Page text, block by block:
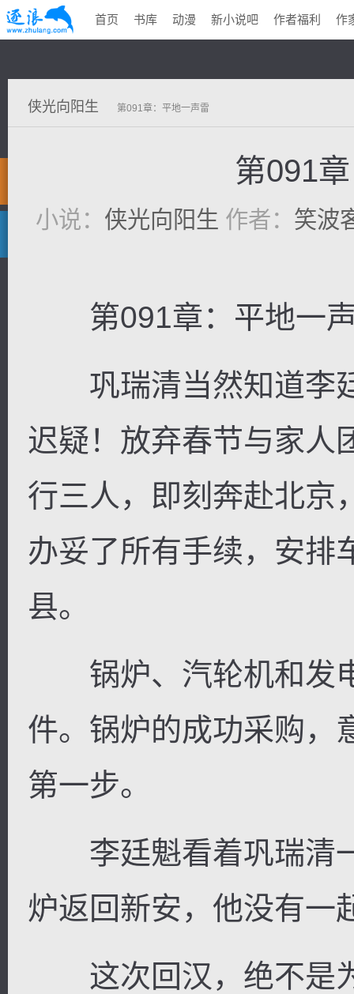
首页 书库 动漫 新小说吧 作者福利 作
侠光向阳生 第091章：平地一声雷
第091
小说： 侠光向阳生 作者： 笑波
第091章：平地一
巩瑞清当然知道李
迟疑！放弃春节与家人
行三人，即刻奔赴北京
办妥了所有手续，安排
县。
锅炉、汽轮机和发
件。锅炉的成功采购，
第一步。
李廷魁看着巩瑞清
炉返回新安，他没有一
这次回汉，绝不是